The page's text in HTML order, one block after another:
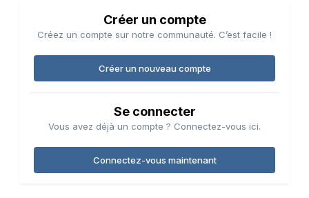
Créer un compte
Créez un compte sur notre communauté. C’est facile !
Créer un nouveau compte
Se connecter
Vous avez déjà un compte ? Connectez-vous ici.
Connectez-vous maintenant